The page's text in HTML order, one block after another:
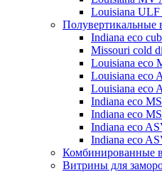
Louisiana
Полувертикальные
Indiana eco
Missouri cold
Louisiana eco
Louisiana eco
Louisiana eco
Indiana eco
Indiana eco
Indiana eco
Indiana eco
Комбинированные
Витрины для